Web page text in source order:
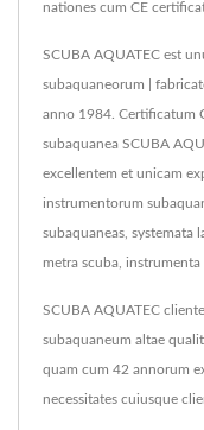
nationes cum CE
SCUBA AQUATEC est
subaquaneorum |
anno 1984. Certificatum
subaquanea SCUBA
excellentem et unicam
instrumentorum
subaquaneas, systemata
metra scuba, instrumenta
SCUBA AQUATEC
subaquaneum altae
quam cum 42 annorum
necessitates cuiusque